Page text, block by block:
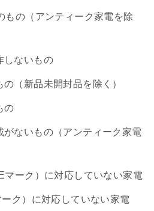
もの（アンティーク家電を除
しないもの
（新品未開封品を除く）
の
がないもの（アンティーク家電
マーク）に対応していない家電
ク）に対応していない家電